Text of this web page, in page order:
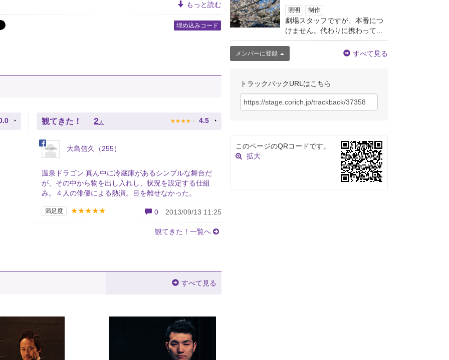
もっと読む
埋め込みコード
観てきた！ 2 人 ★ ★ ★ ★ ★ 4.5
大島信久（255）
温泉ドラゴン 真ん中に冷蔵庫があるシンプルな舞台だ
が、その中から物を出し入れし、状況を設定する仕組
み。４人の俳優による熱演。目を離せなかった。
満足度 ★★★★★ 0 2013/09/13 11:25
観てきた！一覧へ
すべて見る
照明 制作
劇場スタッフですが、本番につ
けません。代わりに携わって...
メンバーに登録 すべて見る
トラックバックURLはこちら
このページのQRコードです。
拡大